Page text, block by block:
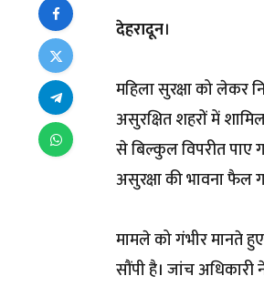
देहरादून।
महिला सुरक्षा को लेकर
असुरक्षित शहरों में
से बिल्कुल विपरीत पाए
असुरक्षा की भावना फैल
मामले को गंभीर मानते
सौंपी है। जांच अधिकारी